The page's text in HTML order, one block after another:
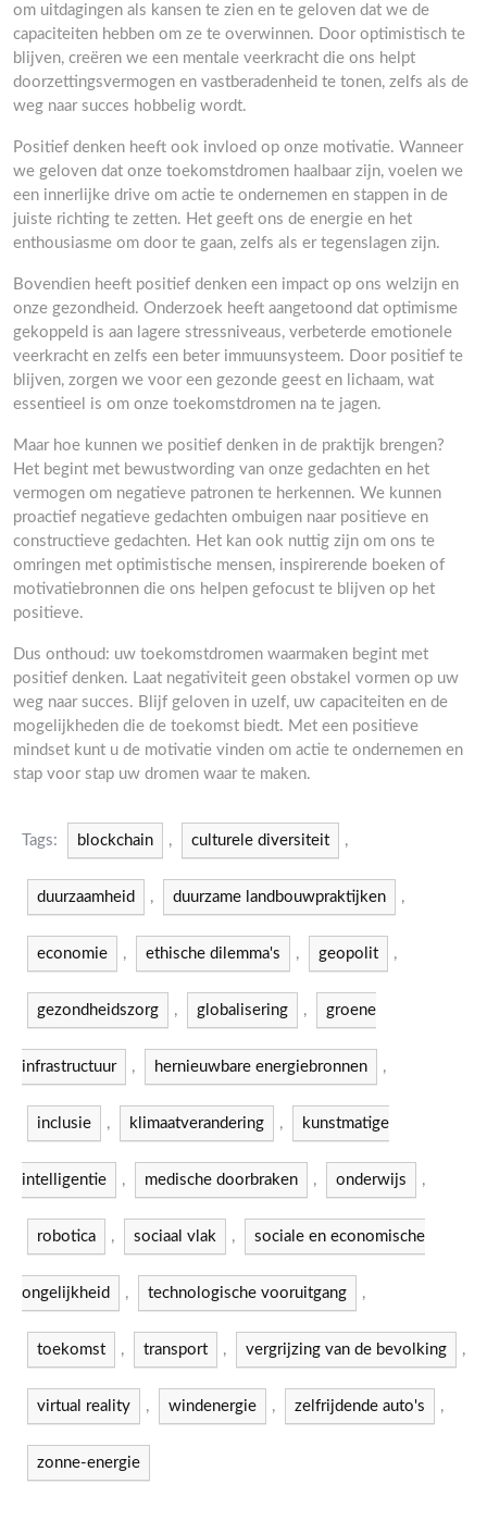
om uitdagingen als kansen te zien en te geloven dat we de
capaciteiten hebben om ze te overwinnen. Door optimistisch te
blijven, creëren we een mentale veerkracht die ons helpt
doorzettingsvermogen en vastberadenheid te tonen, zelfs als de
weg naar succes hobbelig wordt.
Positief denken heeft ook invloed op onze motivatie. Wanneer
we geloven dat onze toekomstdromen haalbaar zijn, voelen we
een innerlijke drive om actie te ondernemen en stappen in de
juiste richting te zetten. Het geeft ons de energie en het
enthousiasme om door te gaan, zelfs als er tegenslagen zijn.
Bovendien heeft positief denken een impact op ons welzijn en
onze gezondheid. Onderzoek heeft aangetoond dat optimisme
gekoppeld is aan lagere stressniveaus, verbeterde emotionele
veerkracht en zelfs een beter immuunsysteem. Door positief te
blijven, zorgen we voor een gezonde geest en lichaam, wat
essentieel is om onze toekomstdromen na te jagen.
Maar hoe kunnen we positief denken in de praktijk brengen?
Het begint met bewustwording van onze gedachten en het
vermogen om negatieve patronen te herkennen. We kunnen
proactief negatieve gedachten ombuigen naar positieve en
constructieve gedachten. Het kan ook nuttig zijn om ons te
omringen met optimistische mensen, inspirerende boeken of
motivatiebronnen die ons helpen gefocust te blijven op het
positieve.
Dus onthoud: uw toekomstdromen waarmaken begint met
positief denken. Laat negativiteit geen obstakel vormen op uw
weg naar succes. Blijf geloven in uzelf, uw capaciteiten en de
mogelijkheden die de toekomst biedt. Met een positieve
mindset kunt u de motivatie vinden om actie te ondernemen en
stap voor stap uw dromen waar te maken.
Tags: blockchain , culturele diversiteit ,
duurzaamheid , duurzame landbouwpraktijken ,
economie , ethische dilemma's , geopolit ,
gezondheidszorg , globalisering , groene
infrastructuur , hernieuwbare energiebronnen ,
inclusie , klimaatverandering , kunstmatige
intelligentie , medische doorbraken , onderwijs ,
robotica , sociaal vlak , sociale en economische
ongelijkheid , technologische vooruitgang ,
toekomst , transport , vergrijzing van de bevolking ,
virtual reality , windenergie , zelfrijdende auto's ,
zonne-energie